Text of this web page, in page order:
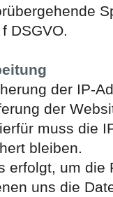
DSGVO.
der IP-
der
muss die
bleiben.
erfolgt, um
uns die